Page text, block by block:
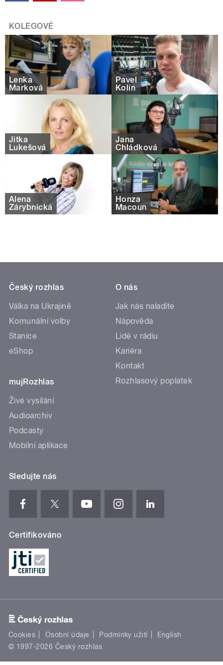
KOLEGOVÉ
Lenka
Marková
Pavel
Kolín
Jitka
Lukešová
Jana
Chládková
Alena
Zárybnická
Honza
Macoun
Český rozhlas
Válka na Ukrajině
Komunální volby
Stanice
eShop
mujRozhlas
Živé vysílání
Audioarchiv
Podcasty
Mobilní aplikace
O nás
Jak nás naladíte
Nápověda
Lidé v rádiu
Kariéra
Kontakt
Rozhlasový poplatek
Sledujte nás
Certifikováno
Cookies Osobní údaje Podmínky užití
English
© 1997-2026 Český rozhlas